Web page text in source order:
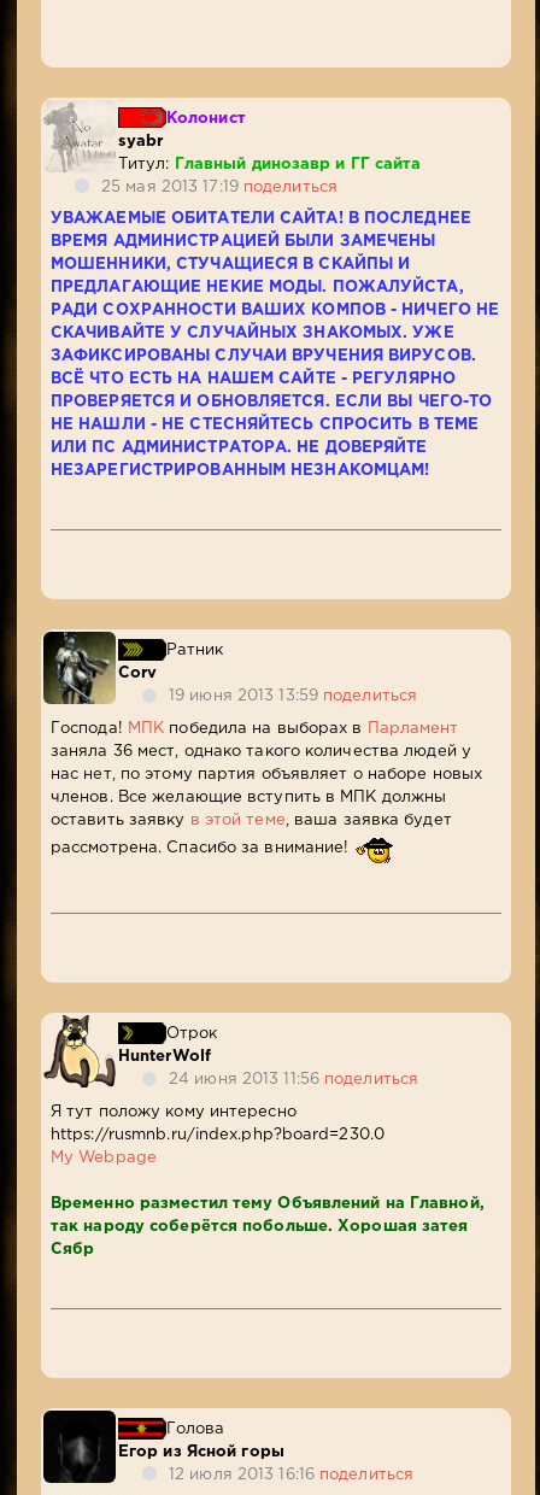
Колонист
syabr
Титул:
Главный динозавр и ГГ сайта
25 мая 2013 17:19 поделиться
УВАЖАЕМЫЕ ОБИТАТЕЛИ САЙТА! В ПОСЛЕДНЕЕ
ВРЕМЯ АДМИНИСТРАЦИЕЙ БЫЛИ ЗАМЕЧЕНЫ
МОШЕННИКИ, СТУЧАЩИЕСЯ В СКАЙПЫ И
ПРЕДЛАГАЮЩИЕ НЕКИЕ МОДЫ. ПОЖАЛУЙСТА,
РАДИ СОХРАННОСТИ ВАШИХ КОМПОВ - НИЧЕГО НЕ
СКАЧИВАЙТЕ У СЛУЧАЙНЫХ ЗНАКОМЫХ. УЖЕ
ЗАФИКСИРОВАНЫ СЛУЧАИ ВРУЧЕНИЯ ВИРУСОВ.
ВСЁ ЧТО ЕСТЬ НА НАШЕМ САЙТЕ - РЕГУЛЯРНО
ПРОВЕРЯЕТСЯ И ОБНОВЛЯЕТСЯ. ЕСЛИ ВЫ ЧЕГО-ТО
НЕ НАШЛИ - НЕ СТЕСНЯЙТЕСЬ СПРОСИТЬ В ТЕМЕ
ИЛИ ПС АДМИНИСТРАТОРА. НЕ ДОВЕРЯЙТЕ
НЕЗАРЕГИСТРИРОВАННЫМ НЕЗНАКОМЦАМ!
Ратник
Corv
19 июня 2013 13:59 поделиться
Господа! МПК победила на выборах в
Парламент
заняла 36 мест, однако такого количества людей у
нас нет, по этому партия объявляет о наборе новых
членов. Все желающие вступить в МПК должны
оставить заявку
в этой теме, ваша заявка будет
рассмотрена. Спасибо за внимание!
Отрок
HunterWolf
24 июня 2013 11:56 поделиться
Я тут положу кому интересно
https://rusmnb.ru/index.php?board=230.0
My Webpage
Временно разместил тему Объявлений на Главной,
так народу соберётся побольше. Хорошая затея
Сябр
Голова
Егор из Ясной горы
12 июля 2013 16:16 поделиться